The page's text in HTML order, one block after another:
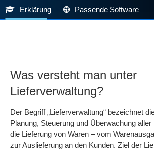
Erklärung Passende Software
Was versteht man unter
Lieferverwaltung?
Der Begriff „Lieferverwaltung“ bezeichnet
Planung, Steuerung und Überwachung
die Lieferung von Waren – vom
zur Auslieferung an den Kunden. Ziel der